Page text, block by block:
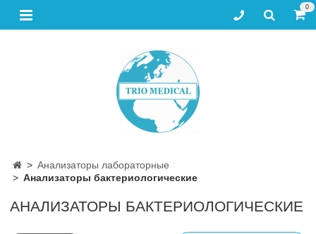
0
Анализаторы лабораторные
Анализаторы бактериологические
АНАЛИЗАТОРЫ БАКТЕРИОЛОГИЧЕСКИЕ